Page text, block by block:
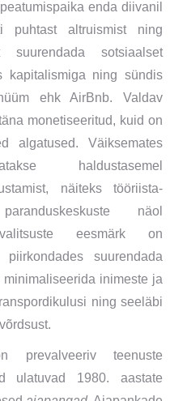
enda diivanil
puhtast altruismist ning
suurendada sotsiaalset
kapitalismiga ning sündis
ehk AirBnb. Valdav
monetiseeritud, kuid on
algatused. Väiksemates
haldustasemel
näiteks tööriista-
näol
eesmärk on
piirkondades suurendada
inimeste ja
ning seeläbi
prevalveeriv teenuste
ulatuvad 1980. aastate